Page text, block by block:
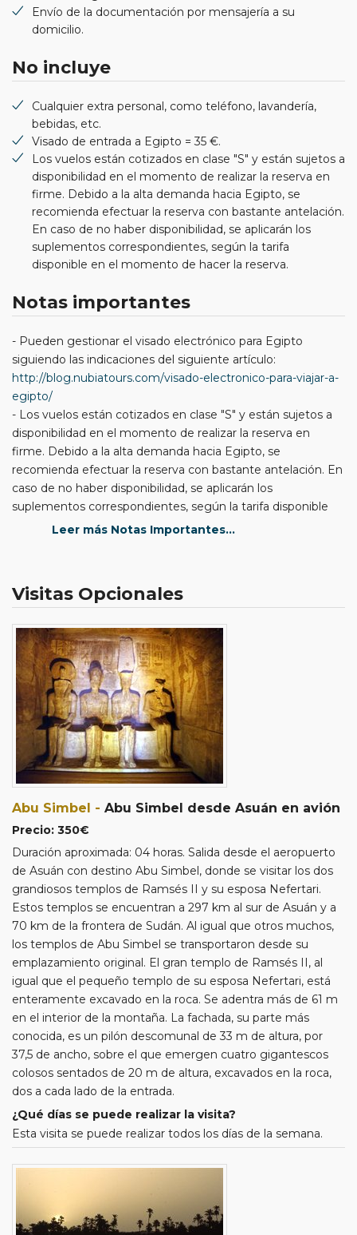
Envío de la documentación por mensajería a su
domicilio.
No incluye
Cualquier extra personal, como teléfono, lavandería,
bebidas, etc.
Visado de entrada a Egipto = 35 €.
Los vuelos están cotizados en clase "S" y están sujetos a
disponibilidad en el momento de realizar la reserva en
firme. Debido a la alta demanda hacia Egipto, se
recomienda efectuar la reserva con bastante antelación.
En caso de no haber disponibilidad, se aplicarán los
suplementos correspondientes, según la tarifa
disponible en el momento de hacer la reserva.
Notas importantes
- Pueden gestionar el visado electrónico para Egipto
siguiendo las indicaciones del siguiente artículo:
http://blog.nubiatours.com/visado-electronico-para-viajar-a-
egipto/
- Los vuelos están cotizados en clase "S" y están sujetos a
disponibilidad en el momento de realizar la reserva en
firme. Debido a la alta demanda hacia Egipto, se
recomienda efectuar la reserva con bastante antelación. En
caso de no haber disponibilidad, se aplicarán los
suplementos correspondientes, según la tarifa disponible
en el momento de hacer la reserva.
programadas.
producto. En caso de que por falta de disponibilidad o por
cualquier circunstancia que impida poder confirmar los
hoteles o cruceros que aquí se ofrecen o similares, nuestra
organización, se reserva el derecho de ofrecer (sujeto a
aceptación por parte del cliente) cualquier otro producto
disponible de mayor o menor precio, informando siempre
del importe de reducción o de suplemento.
- Consultar posibles suplementos obligatorios para cenas de
Nochebuena y Nochevieja.
- En el siguiente enlace puede consultar otras alternativas
Leer más Notas Importantes...
Visitas Opcionales
Abu Simbel - Abu Simbel desde Asuán en avión
Precio: 350€
Duración aproximada: 04 horas. Salida desde el aeropuerto
de Asuán con destino Abu Simbel, donde se visitar los dos
grandiosos templos de Ramsés II y su esposa Nefertari.
Estos templos se encuentran a 297 km al sur de Asuán y a
70 km de la frontera de Sudán. Al igual que otros muchos,
los templos de Abu Simbel se transportaron desde su
emplazamiento original. El gran templo de Ramsés II, al
igual que el pequeño templo de su esposa Nefertari, está
enteramente excavado en la roca. Se adentra más de 61 m
en el interior de la montaña. La fachada, su parte más
conocida, es un pilón descomunal de 33 m de altura, por
37,5 de ancho, sobre el que emergen cuatro gigantescos
colosos sentados de 20 m de altura, excavados en la roca,
dos a cada lado de la entrada.
¿Qué días se puede realizar la visita?
Esta visita se puede realizar todos los días de la semana.